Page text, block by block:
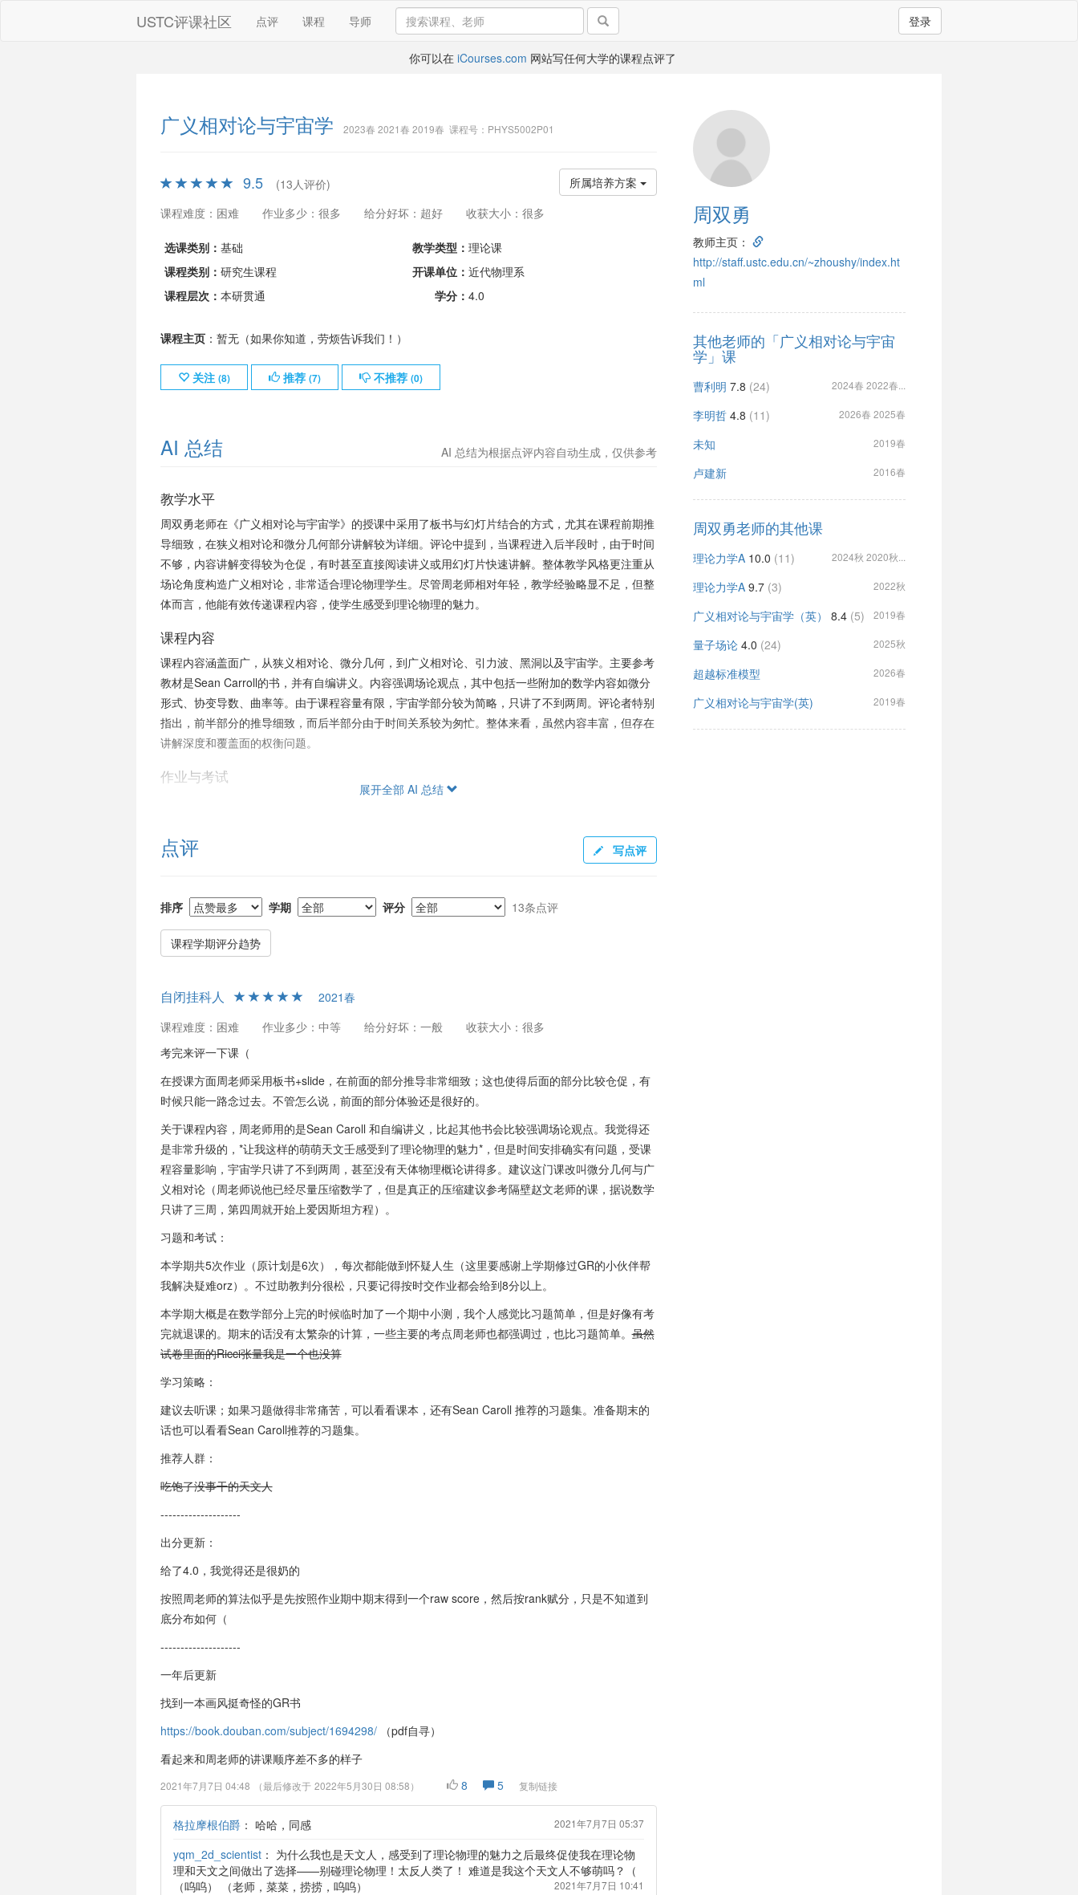
USTC评课社区 点评 课程 导师 登录
你可以在 iCourses.com 网站写任何大学的课程点评了
广义相对论与宇宙学 2023春 2021春 2019春 课程号：PHYS5002P01
所属培养方案
9.5
(13人评价)
课程难度：困难
作业多少：很多 给分好坏：超好 收获大小：很多
选课类别： 基础 教学类型： 理论课
课程类别： 研究生课程 开课单位： 近代物理系
课程层次： 本研贯通 学分： 4.0
课程主页：暂无（如果你知道，劳烦告诉我们！）
关注 (8) 推荐 (7) 不推荐 (0)
AI 总结 AI 总结为根据点评内容自动生成，仅供参考
教学水平
周双勇老师在《广义相对论与宇宙学》的授课中采用了板书与幻灯片结合的方式，尤其在课程前期推
导细致，在狭义相对论和微分几何部分讲解较为详细。评论中提到，当课程进入后半段时，由于时间
不够，内容讲解变得较为仓促，有时甚至直接阅读讲义或用幻灯片快速讲解。整体教学风格更注重从
场论角度构造广义相对论，非常适合理论物理学生。尽管周老师相对年轻，教学经验略显不足，但整
体而言，他能有效传递课程内容，使学生感受到理论物理的魅力。
课程内容
课程内容涵盖面广，从狭义相对论、微分几何，到广义相对论、引力波、黑洞以及宇宙学。主要参考
教材是Sean Carroll的书，并有自编讲义。内容强调场论观点，其中包括一些附加的数学内容如微分
形式、协变导数、曲率等。由于课程容量有限，宇宙学部分较为简略，只讲了不到两周。评论者特别
指出，前半部分的推导细致，而后半部分由于时间关系较为匆忙。整体来看，虽然内容丰富，但存在
讲解深度和覆盖面的权衡问题。
作业与考试
说，考试难度比作业稍低，不需要背太多公式，期末考试时提供需要的公式。根据老师的评分方式，
期末成绩按排名调整，给分较为宽松，即使基础薄弱的同学也能取得不错的成绩。
适合人群
课程推荐对象主要是理论物理学生，对数学要求较高，尤其适合对理论物理有浓厚兴趣并具备一定数
理基础的学生。评论中建议，对于数学基础较弱且时间有限的学生，选课需慎重，因为课程难度较
大，作业和考试均具有挑战性。但总体来说，对于想深入学习广义相对论和宇宙学的同学，这门课还
外资源扎实理解，尤其是在微分几何部分。面对作业时，应积极借助各种工具和学习资源，尽量参与
讨论。考试准备方面，关注老师划的重点内容，并多做练习题巩固基础概念。
总结
周双勇老师的《广义相对论与宇宙学》课程从场论角度深入浅出，教学风格细致但时间安排较紧。作
业量大且难度高，考试相对友好，给分较为宽松。整体上适合理论物理专业的学生，并对拥有一定数
理基础、有志于探索广义相对论领域的其他专业同学也具有吸引力。
展开全部 AI 总结
点评 写点评
排序 学期 评分 13条点评
课程学期评分趋势
自闭挂科人
2021春
课程难度：困难
作业多少：中等 给分好坏：一般
收获大小：很多
考完来评一下课（
在授课方面周老师采用板书+slide，在前面的部分推导非常细致；这也使得后面的部分比较仓促，有
时候只能一路念过去。不管怎么说，前面的部分体验还是很好的。
关于课程内容，周老师用的是Sean Caroll 和自编讲义，比起其他书会比较强调场论观点。我觉得还
是非常升级的，*让我这样的萌萌天文壬感受到了理论物理的魅力*，但是时间安排确实有问题，受课
程容量影响，宇宙学只讲了不到两周，甚至没有天体物理概论讲得多。建议这门课改叫微分几何与广
义相对论（周老师说他已经尽量压缩数学了，但是真正的压缩建议参考隔壁赵文老师的课，据说数学
只讲了三周，第四周就开始上爱因斯坦方程）。
习题和考试：
本学期共5次作业（原计划是6次），每次都能做到怀疑人生（这里要感谢上学期修过GR的小伙伴帮
我解决疑难orz）。不过助教判分很松，只要记得按时交作业都会给到8分以上。
本学期大概是在数学部分上完的时候临时加了一个期中小测，我个人感觉比习题简单，但是好像有考
完就退课的。期末的话没有太繁杂的计算，一些主要的考点周老师也都强调过，也比习题简单。虽然
试卷里面的Ricci张量我是一个也没算
学习策略：
建议去听课；如果习题做得非常痛苦，可以看看课本，还有Sean Caroll 推荐的习题集。准备期末的
话也可以看看Sean Caroll推荐的习题集。
推荐人群：
吃饱了没事干的天文人
--------------------
出分更新：
给了4.0，我觉得还是很奶的
按照周老师的算法似乎是先按照作业期中期末得到一个raw score，然后按rank赋分，只是不知道到
底分布如何（
--------------------
一年后更新
找到一本画风挺奇怪的GR书
https://book.douban.com/subject/1694298/（pdf自寻）
看起来和周老师的讲课顺序差不多的样子
2021年7月7日 04:48 （最后修改于 2022年5月30日 08:58） 8 5 复制链接
格拉摩根伯爵： 哈哈，同感 2021年7月7日 05:37
yqm_2d_scientist： 为什么我也是天文人，感受到了理论物理的魅力之后最终促使我在理论物
理和天文之间做出了选择——别碰理论物理！太反人类了！ 难道是我这个天文人不够萌吗？（
（呜呜） （老师，菜菜，捞捞，呜呜）
2021年7月7日 10:41
周双勇
教师主页：
http://staff.ustc.edu.cn/~zhoushy/index.ht
ml
其他老师的「广义相对论与宇宙
学」课
曹利明 7.8 (24) 2024春 2022春...
李明哲 4.8 (11) 2026春 2025春
未知 2019春
卢建新 2016春
周双勇老师的其他课
理论力学A 10.0 (11) 2024秋 2020秋...
理论力学A 9.7 (3) 2022秋
广义相对论与宇宙学（英） 8.4 (5) 2019春
量子场论 4.0 (24) 2025秋
超越标准模型 2026春
广义相对论与宇宙学(英) 2019春